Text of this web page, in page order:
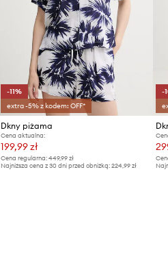
-11%
extra -5% z kodem: OFF*
Dkny piżama
Cena aktualna:
199,99 zł
Cena regularna:449,99 zł
Najniższa cena z 30 dni przed obniżką:224,99 zł
-